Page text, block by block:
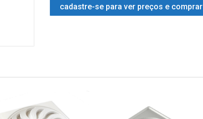
cadastre-se para ver preços e comprar